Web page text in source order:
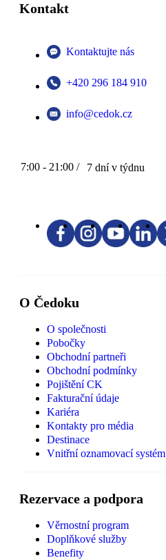
Kontakt
Kontaktujte nás
+420 296 184 910
info@cedok.cz
7:00 - 21:00 / 7 dní v týdnu
O Čedoku
O společnosti
Pobočky
Obchodní partneři
Obchodní podmínky
Pojištění CK
Fakturační údaje
Kariéra
Kontakty pro média
Destinace
Vnitřní oznamovací systém
Rezervace a podpora
Věrnostní program
Doplňkové služby
Benefity